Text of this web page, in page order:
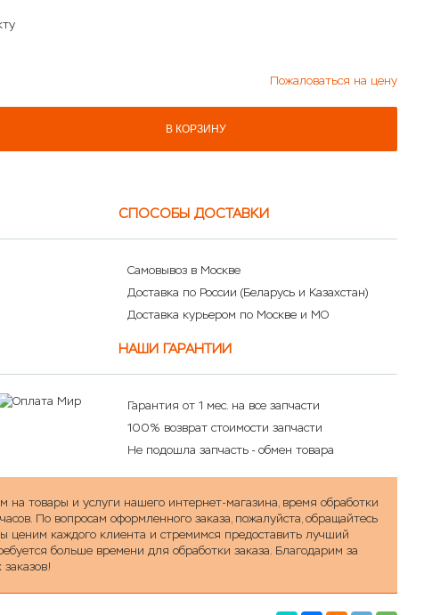
Пожаловаться на цену
В КОРЗИНУ
СПОСОБЫ ДОСТАВКИ
Самовывоз в Москве
Доставка по России (Беларусь и Казахстан)
Доставка курьером по Москве и МО
НАШИ ГАРАНТИИ
Гарантия от 1 мес. на все запчасти
100% возврат стоимости запчасти
Не подошла запчасть - обмен товара
на товары и услуги нашего интернет-магазина, время обработки
По вопросам оформленного заказа, пожалуйста, обращайтесь
каждого клиента и стремимся предоставить лучший
больше времени для обработки заказа. Благодарим за